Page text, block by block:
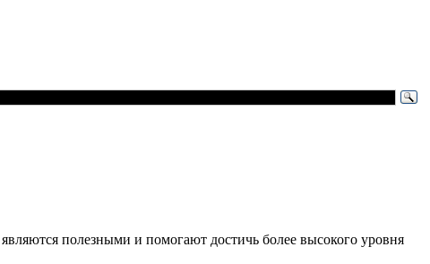
полезными и помогают достичь более высокого уровня